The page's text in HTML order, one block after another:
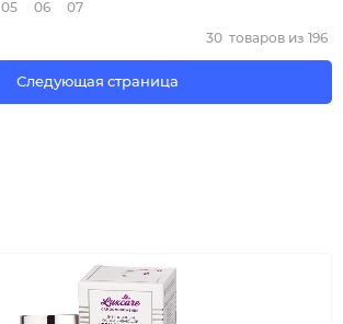
05 06 07
Следующая страница
30 товаров из 196